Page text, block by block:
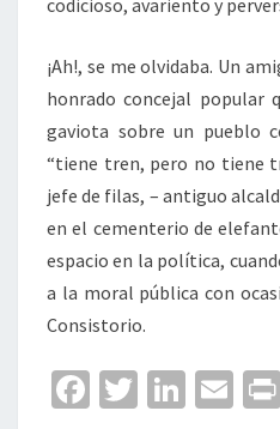
codicioso, avariento y
¡Ah!, se me olvidaba. Un
honrado concejal popular
gaviota sobre un pueblo
“tiene tren, pero no tiene
jefe de filas, – antiguo
en el cementerio de
espacio en la política,
a la moral pública con
Consistorio.
Fa T
Li
E